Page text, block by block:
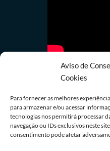
Aviso de
Cookies
Para fornecer as melhores
para armazenar e/ou acessar
tecnologias nos permitirá processar
navegação ou IDs exclusivos neste
consentimento pode afetar
Política
Avanço da IA corrói
profissional no Brasil